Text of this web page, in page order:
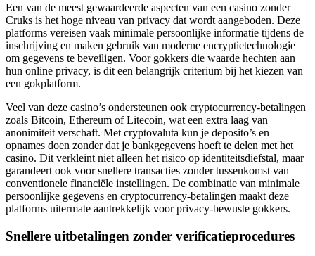
Een van de meest gewaardeerde aspecten van een casino zonder
Cruks is het hoge niveau van privacy dat wordt aangeboden. Deze
platforms vereisen vaak minimale persoonlijke informatie tijdens de
inschrijving en maken gebruik van moderne encryptietechnologie
om gegevens te beveiligen. Voor gokkers die waarde hechten aan
hun online privacy, is dit een belangrijk criterium bij het kiezen van
een gokplatform.
Veel van deze casino’s ondersteunen ook cryptocurrency-betalingen
zoals Bitcoin, Ethereum of Litecoin, wat een extra laag van
anonimiteit verschaft. Met cryptovaluta kun je deposito’s en
opnames doen zonder dat je bankgegevens hoeft te delen met het
casino. Dit verkleint niet alleen het risico op identiteitsdiefstal, maar
garandeert ook voor snellere transacties zonder tussenkomst van
conventionele financiële instellingen. De combinatie van minimale
persoonlijke gegevens en cryptocurrency-betalingen maakt deze
platforms uitermate aantrekkelijk voor privacy-bewuste gokkers.
Snellere uitbetalingen zonder verificatieprocedures